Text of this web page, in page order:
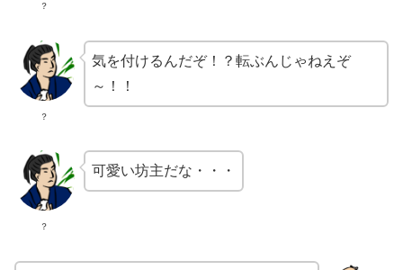
？
？
気を付けるんだぞ！？転ぶんじゃねえぞ
～！！
？
可愛い坊主だな・・・